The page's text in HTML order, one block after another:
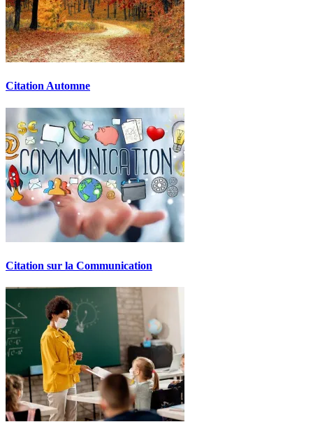
Citation Automne
Citation sur la Communication